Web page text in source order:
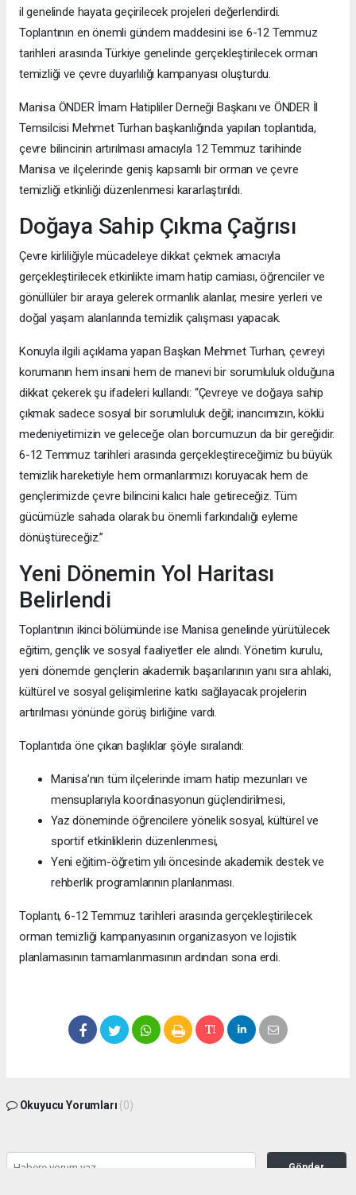
il genelinde hayata geçirilecek projeleri değerlendirdi.
Toplantının en önemli gündem maddesini ise 6-12 Temmuz
tarihleri arasında Türkiye genelinde gerçekleştirilecek orman
temizliği ve çevre duyarlılığı kampanyası oluşturdu.
Manisa ÖNDER İmam Hatipliler Derneği Başkanı ve ÖNDER İl
Temsilcisi Mehmet Turhan başkanlığında yapılan toplantıda,
çevre bilincinin artırılması amacıyla 12 Temmuz tarihinde
Manisa ve ilçelerinde geniş kapsamlı bir orman ve çevre
temizliği etkinliği düzenlenmesi kararlaştırıldı.
Doğaya Sahip Çıkma Çağrısı
Çevre kirliliğiyle mücadeleye dikkat çekmek amacıyla
gerçekleştirilecek etkinlikte imam hatip camiası, öğrenciler ve
gönüllüler bir araya gelerek ormanlık alanlar, mesire yerleri ve
doğal yaşam alanlarında temizlik çalışması yapacak.
Konuyla ilgili açıklama yapan Başkan Mehmet Turhan, çevreyi
korumanın hem insani hem de manevi bir sorumluluk olduğuna
dikkat çekerek şu ifadeleri kullandı: “Çevreye ve doğaya sahip
çıkmak sadece sosyal bir sorumluluk değil; inancımızın, köklü
medeniyetimizin ve geleceğe olan borcumuzun da bir gereğidir.
6-12 Temmuz tarihleri arasında gerçekleştireceğimiz bu büyük
temizlik hareketiyle hem ormanlarımızı koruyacak hem de
gençlerimizde çevre bilincini kalıcı hale getireceğiz. Tüm
gücümüzle sahada olarak bu önemli farkındalığı eyleme
dönüştüreceğiz.”
Yeni Dönemin Yol Haritası
Belirlendi
Toplantının ikinci bölümünde ise Manisa genelinde yürütülecek
eğitim, gençlik ve sosyal faaliyetler ele alındı. Yönetim kurulu,
yeni dönemde gençlerin akademik başarılarının yanı sıra ahlaki,
kültürel ve sosyal gelişimlerine katkı sağlayacak projelerin
artırılması yönünde görüş birliğine vardı.
Toplantıda öne çıkan başlıklar şöyle sıralandı:
Manisa’nın tüm ilçelerinde imam hatip mezunları ve
mensuplarıyla koordinasyonun güçlendirilmesi,
Yaz döneminde öğrencilere yönelik sosyal, kültürel ve
sportif etkinliklerin düzenlenmesi,
Yeni eğitim-öğretim yılı öncesinde akademik destek ve
rehberlik programlarının planlanması.
Toplantı, 6-12 Temmuz tarihleri arasında gerçekleştirilecek
orman temizliği kampanyasının organizasyon ve lojistik
planlamasının tamamlanmasının ardından sona erdi.
Okuyucu Yorumları (0)
Gönder